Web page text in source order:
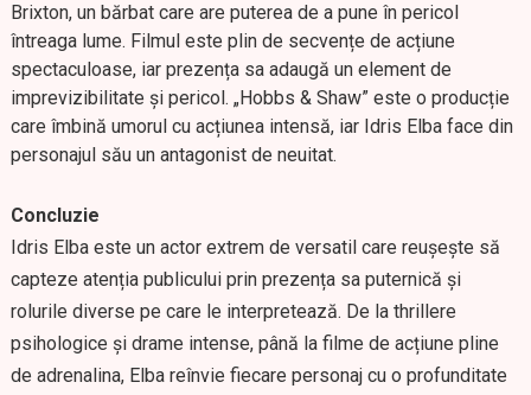
Brixton, un bărbat care are puterea de a pune în pericol
întreaga lume. Filmul este plin de secvențe de acțiune
spectaculoase, iar prezența sa adaugă un element de
imprevizibilitate și pericol. „Hobbs & Shaw” este o producție
care îmbină umorul cu acțiunea intensă, iar Idris Elba face din
personajul său un antagonist de neuitat.
Concluzie
Idris Elba este un actor extrem de versatil care reușește să
capteze atenția publicului prin prezența sa puternică și
rolurile diverse pe care le interpretează. De la thrillere
psihologice și drame intense, până la filme de acțiune pline
de adrenalina, Elba reînvie fiecare personaj cu o profunditate